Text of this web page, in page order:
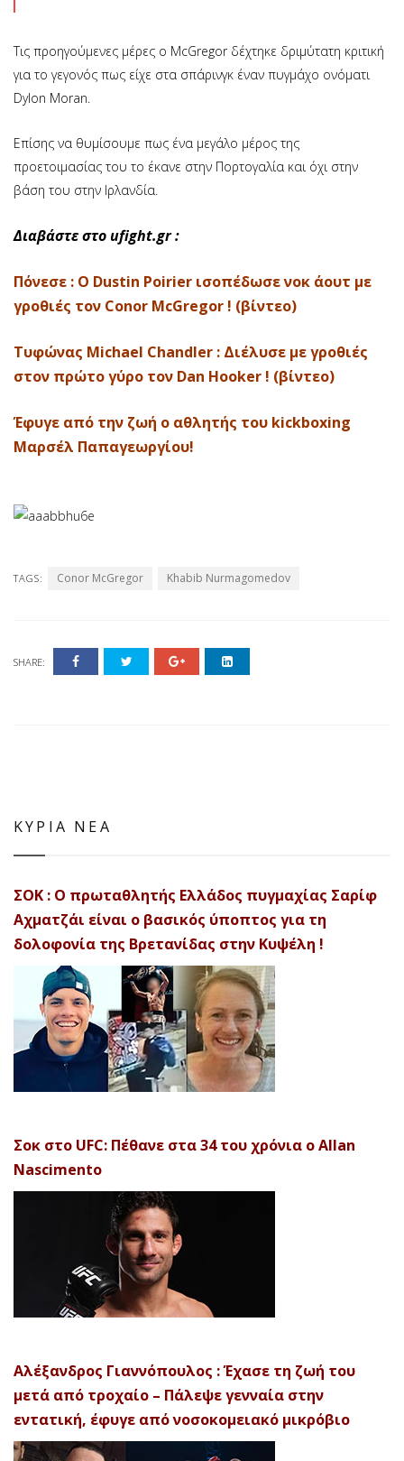
Τις προηγούμενες μέρες ο McGregor δέχτηκε δριμύτατη κριτική
για το γεγονός πως είχε στα σπάρινγκ έναν πυγμάχο ονόματι
Dylon Moran.
Επίσης να θυμίσουμε πως ένα μεγάλο μέρος της
προετοιμασίας του το έκανε στην Πορτογαλία και όχι στην
βάση του στην Ιρλανδία.
Διαβάστε στο ufight.gr :
Πόνεσε : Ο Dustin Poirier ισοπέδωσε νοκ άουτ με
γροθιές τον Conor McGregor ! (βίντεο)
Τυφώνας Michael Chandler : Διέλυσε με γροθιές
στον πρώτο γύρο τον Dan Hooker ! (βίντεο)
Έφυγε από την ζωή ο αθλητής του kickboxing
Μαρσέλ Παπαγεωργίου!
TAGS: Conor McGregor Khabib Nurmagomedov
SHARE:
ΚΥΡΙΑ ΝΕΑ
ΣΟΚ : Ο πρωταθλητής Ελλάδος πυγμαχίας Σαρίφ
Αχματζάι είναι ο βασικός ύποπτος για τη
δολοφονία της Βρετανίδας στην Κυψέλη !
Σοκ στο UFC: Πέθανε στα 34 του χρόνια ο Allan
Nascimento
Αλέξανδρος Γιαννόπουλος : Έχασε τη ζωή του
μετά από τροχαίο – Πάλεψε γενναία στην
εντατική, έφυγε από νοσοκομειακό μικρόβιο